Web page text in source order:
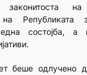
законитоста
на Републиката
состојба,
беше одлучено